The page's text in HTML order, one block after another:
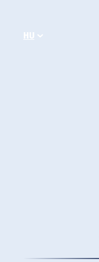
tartalomhoz
HU